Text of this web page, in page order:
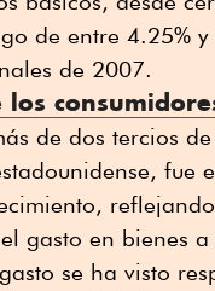
de entre 4.25%
de 2007.
los
de dos tercios
fue
gasto en bienes
se ha visto